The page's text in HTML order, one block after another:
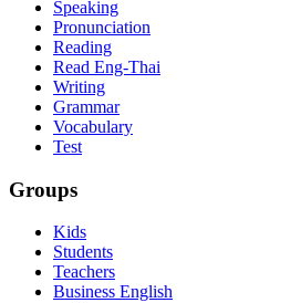
Speaking
Pronunciation
Reading
Read Eng-Thai
Writing
Grammar
Vocabulary
Test
Groups
Kids
Students
Teachers
Business English